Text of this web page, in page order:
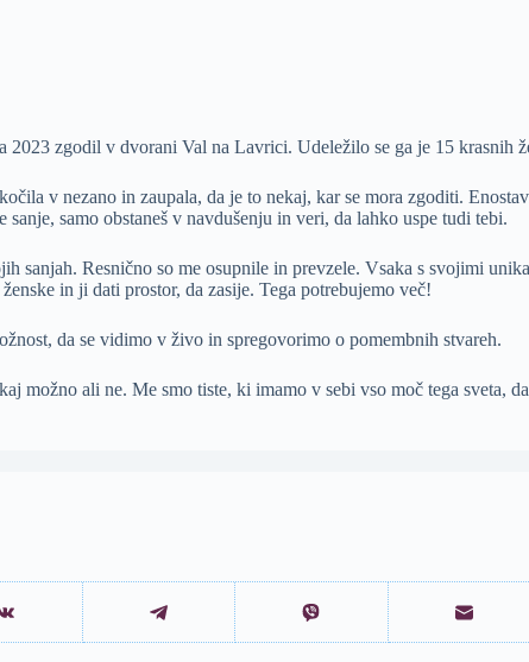
zgodil v dvorani Val na Lavrici. Udeležilo se ga je 15 krasnih
v nezano in zaupala, da je to nekaj, kar se mora zgoditi.
samo obstaneš v navdušenju in veri, da lahko uspe tudi tebi.
sanjah. Resnično so me osupnile in prevzele. Vsaka s svojimi
in ji dati prostor, da zasije. Tega potrebujemo več!
da se vidimo v živo in spregovorimo o pomembnih stvareh.
možno ali ne. Me smo tiste, ki imamo v sebi vso moč tega